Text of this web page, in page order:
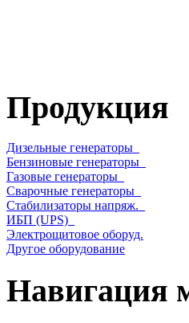
Продукция
Дизельные генераторы
Бензиновые генераторы
Газовые генераторы
Сварочные генераторы
Стабилизаторы напряж.
ИБП (UPS)
Электрощитовое оборуд.
Другое оборудование
Навигация